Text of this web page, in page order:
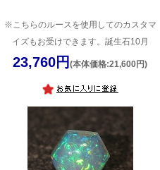
※こちらのルースを使用してのカスタマ
イズもお受けできます。誕生石10月
23,760円(本体価格:21,600円)